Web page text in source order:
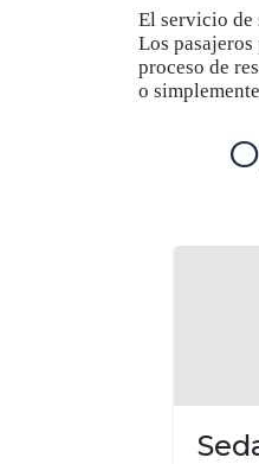
El servicio de
Los
proceso de
o